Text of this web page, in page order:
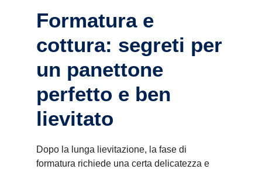
Formatura e
cottura: segreti per
un panettone
perfetto e ben
lievitato
Dopo la lunga lievitazione, la fase di
formatura richiede una certa delicatezza e